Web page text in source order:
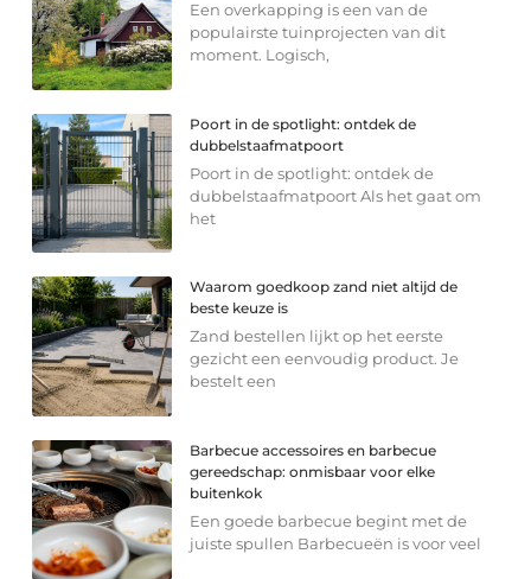
Een overkapping is een van de
populairste tuinprojecten van dit
moment. Logisch,
Poort in de spotlight: ontdek de
dubbelstaafmatpoort
Poort in de spotlight: ontdek de
dubbelstaafmatpoort Als het gaat om
het
Waarom goedkoop zand niet altijd de
beste keuze is
Zand bestellen lijkt op het eerste
gezicht een eenvoudig product. Je
bestelt een
Barbecue accessoires en barbecue
gereedschap: onmisbaar voor elke
buitenkok
Een goede barbecue begint met de
juiste spullen Barbecueën is voor veel